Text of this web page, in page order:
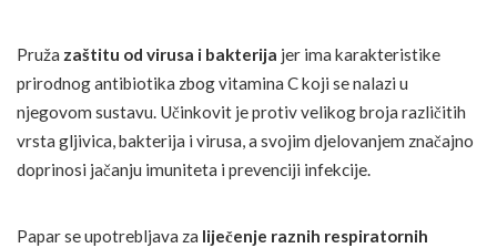
Pruža zaštitu od virusa i bakterija jer ima karakteristike
prirodnog antibiotika zbog vitamina C koji se nalazi u
njegovom sustavu. Učinkovit je protiv velikog broja različitih
vrsta gljivica, bakterija i virusa, a svojim djelovanjem značajno
doprinosi jačanju imuniteta i prevenciji infekcije.
Papar se upotrebljava za liječenje raznih respiratornih